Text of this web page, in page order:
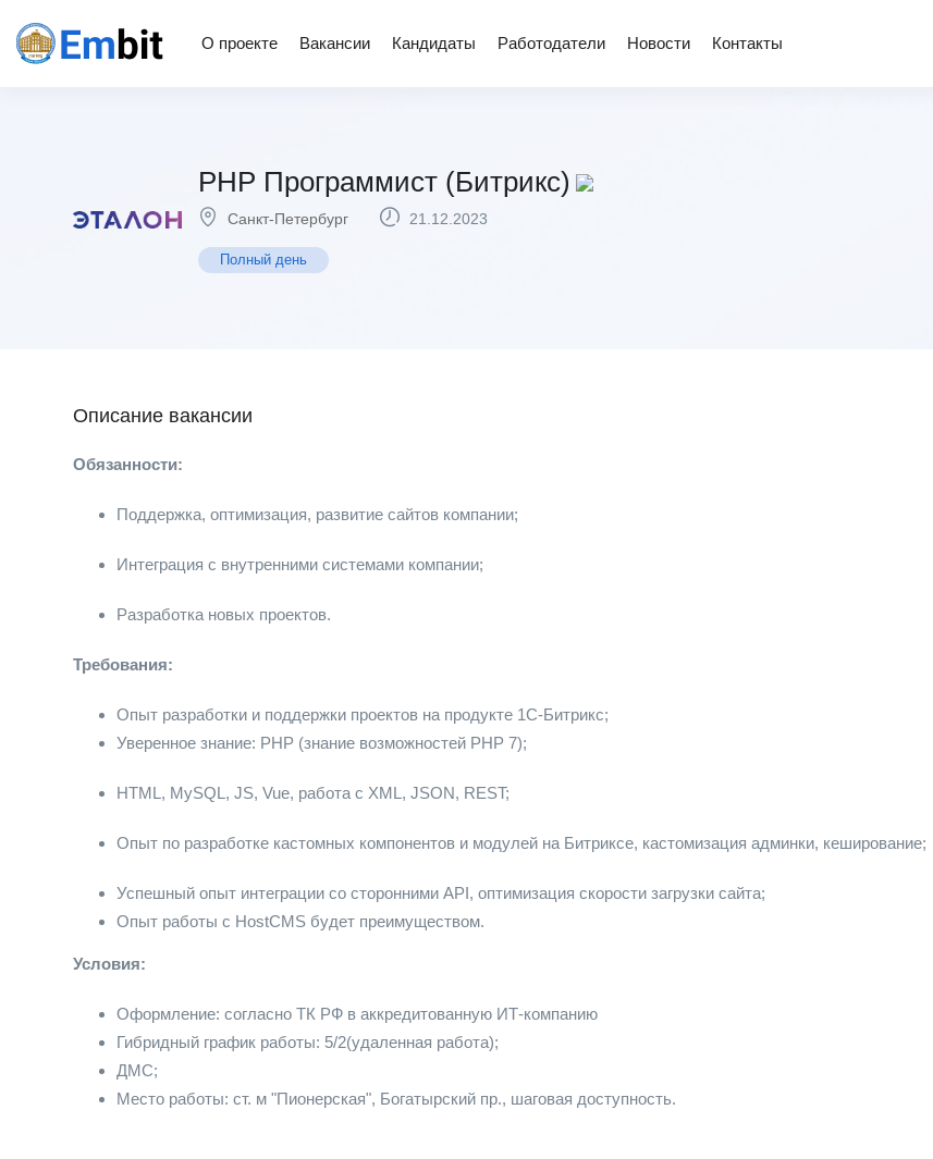
О проекте Вакансии Кандидаты Работодатели Новости Контакты
PHP Программист (Битрикс)
Санкт-Петербург 21.12.2023
Полный день
Описание вакансии
Обязанности:
Поддержка, оптимизация, развитие сайтов компании;
Интеграция с внутренними системами компании;
Разработка новых проектов.
Требования:
Опыт разработки и поддержки проектов на продукте 1С-Битрикс;
Уверенное знание: PHP (знание возможностей PHP 7);
HTML, MySQL, JS, Vue, работа с XML, JSON, REST;
Опыт по разработке кастомных компонентов и модулей на Битриксе, кастомизация админки, кеширование;
Успешный опыт интеграции со сторонними API, оптимизация скорости загрузки сайта;
Опыт работы с HostCMS будет преимуществом.
Условия:
Оформление: согласно ТК РФ в аккредитованную ИТ-компанию
Гибридный график работы: 5/2(удаленная работа);
ДМС;
Место работы: ст. м "Пионерская", Богатырский пр., шаговая доступность.